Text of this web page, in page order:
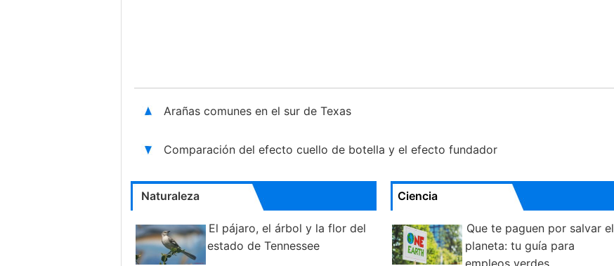
Arañas comunes en el sur de Texas
Comparación del efecto cuello de botella y el efecto fundador
Naturaleza
El pájaro, el árbol y la flor del
estado de Tennessee
Ciencia
Que te paguen por salvar el
planeta: tu guía para